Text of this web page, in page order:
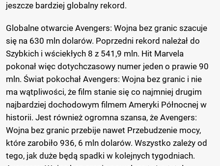
jeszcze bardziej globalny rekord.
Globalne otwarcie Avengers: Wojna bez granic szacuje
się na 630 mln dolarów. Poprzedni rekord należał do
Szybkich i wściekłych 8 z 541,9 mln. Hit Marvela
pokonał więc dotychczasowy numer jeden o prawie 90
mln. Świat pokochał Avengers: Wojna bez granic i nie
ma wątpliwości, że film stanie się co najmniej drugim
najbardziej dochodowym filmem Ameryki Północnej w
historii. Jest również ogromna szansa, że Avengers:
Wojna bez granic przebije nawet Przebudzenie mocy,
które zarobiło 936, 6 mln dolarów. Wszystko zależy od
tego, jak duże będą spadki w kolejnych tygodniach.